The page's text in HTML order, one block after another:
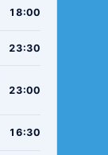
18:00
23:30
23:00
16:30